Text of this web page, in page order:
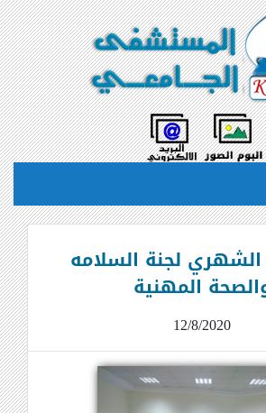
الشهري لجنة السلامه
المهنية
12/8/2020